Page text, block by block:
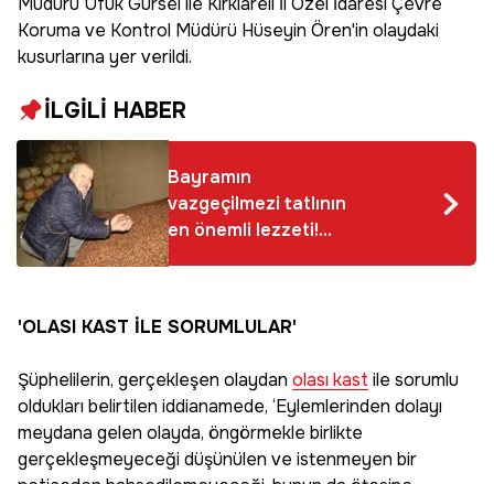
Koruma ve Kontrol Müdürü Hüseyin Ören'in olaydaki
kusurlarına yer verildi.
İLGİLİ HABER
Bayramın
vazgeçilmezi tatlının
en önemli lezzeti!
Fiyatları geriledi, 210
'OLASI KAST İLE SORUMLULAR'
Şüphelilerin, gerçekleşen olaydan olası kast ile sorumlu
oldukları belirtilen iddianamede, ‘Eylemlerinden dolayı
meydana gelen olayda, öngörmekle birlikte
gerçekleşmeyeceği düşünülen ve istenmeyen bir